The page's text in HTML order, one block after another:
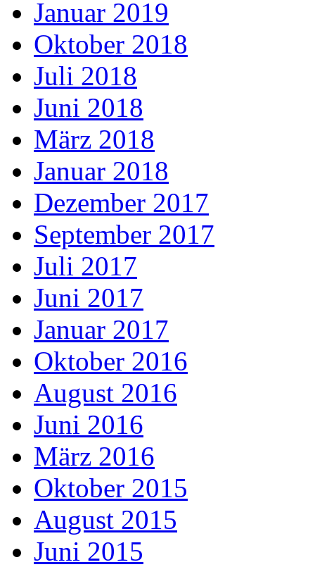
Januar 2019
Oktober 2018
Juli 2018
Juni 2018
März 2018
Januar 2018
Dezember 2017
September 2017
Juli 2017
Juni 2017
Januar 2017
Oktober 2016
August 2016
Juni 2016
März 2016
Oktober 2015
August 2015
Juni 2015